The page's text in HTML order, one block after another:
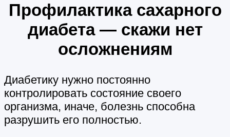
Профилактика сахарного
диабета — скажи нет
осложнениям
Диабетику нужно постоянно
контролировать состояние своего
организма, иначе, болезнь способна
разрушить его полностью.